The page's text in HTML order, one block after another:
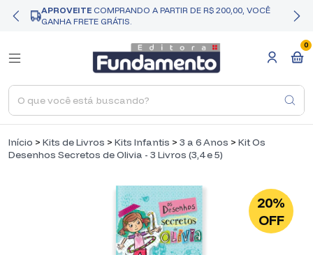
APROVEITE COMPRANDO A PARTIR DE R$ 200,00, VOCÊ
GANHA FRETE GRÁTIS.
0
Início > Kits de Livros > Kits Infantis > 3 a 6 Anos > Kit Os
Desenhos Secretos de Olivia - 3 Livros (3,4 e 5)
20%
OFF